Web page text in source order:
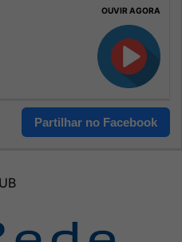
OUVIR AGORA
Partilhar no Facebook